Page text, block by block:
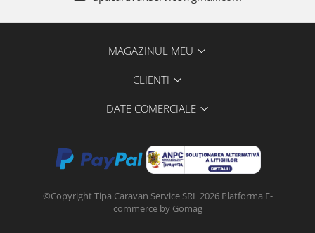
MAGAZINUL MEU
CLIENTI
DATE COMERCIALE
©Copyright Tipa Caravan Service SRL 2026 Platforma E-
commerce by Gomag